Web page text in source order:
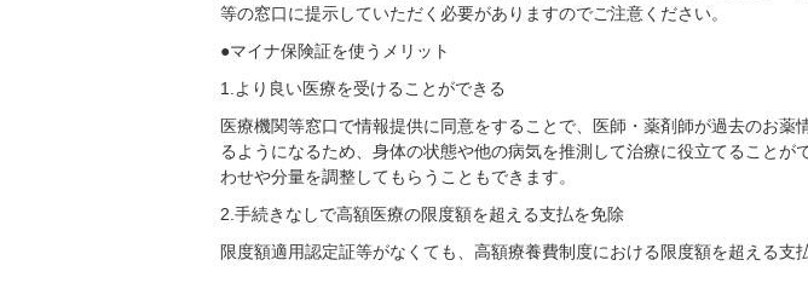
等の窓口に提示していただく必要がありますのでご注意ください。
●マイナ保険証を使うメリット
1.より良い医療を受けることができる
医療機関等窓口で情報提供に同意をすることで、医師・薬剤師が過去のお薬
るようになるため、身体の状態や他の病気を推測して治療に役立てることが
わせや分量を調整してもらうこともできます。
2.手続きなしで高額医療の限度額を超える支払を免除
限度額適用認定証等がなくても、高額療養費制度における限度額を超える支